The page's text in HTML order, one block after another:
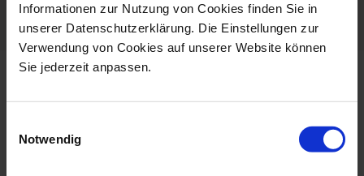
Informationen zur Nutzung von Cookies finden Sie in
unserer Datenschutzerklärung. Die Einstellungen zur
Verwendung von Cookies auf unserer Website können
Sie jederzeit anpassen.
Notwendig
Germany